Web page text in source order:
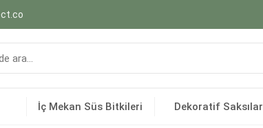
İç Mekan Süs Bitkileri Dekoratif Saksılar